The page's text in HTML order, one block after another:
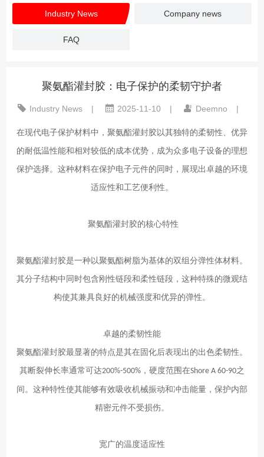
Industry News Company news
FAQ
聚氨酯灌封胶：电子保护的柔韧守护者
Industry News | 2025-11-10 | Deemno |
在现代电子保护材料中，聚氨酯灌封胶以其独特的柔韧性、优异
的耐低温性能和相对较低的成本优势，成为众多电子设备的理想
保护选择。这种材料在保护电子元件的同时，展现出卓越的环境
适应性和工艺便利性。
聚氨酯灌封胶的核心特性
聚氨酯灌封胶是一种以聚氨酯树脂为基体的双组分弹性体材料。
其分子结构中同时包含刚性链段和柔性链段，这种特殊的微观结
构使其兼具良好的机械强度和优异的弹性。
卓越的柔韧性能
聚氨酯灌封胶最显著的特点是其在固化后表现出的出色柔韧性。
其断裂伸长率通常可达200%-500% ，硬度范围在Shore A 60-90之
间。这种特性使其能够有效吸收机械振动和冲击能量，保护内部
精密元件不受损伤。
宽广的温度适应性